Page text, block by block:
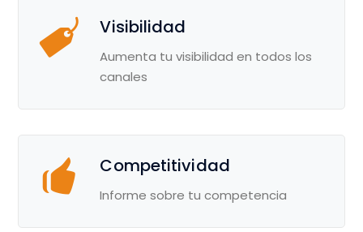
Visibilidad
Aumenta tu visibilidad en todos los
canales
Competitividad
Informe sobre tu competencia